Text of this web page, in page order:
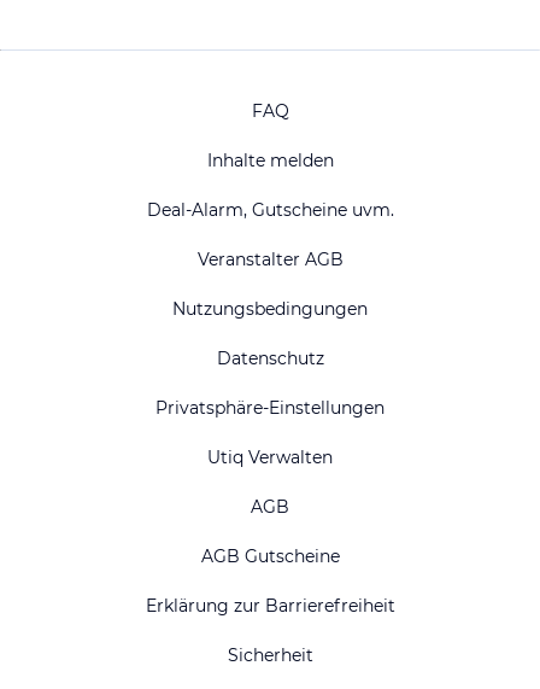
FAQ
Inhalte melden
Deal-Alarm, Gutscheine uvm.
Veranstalter AGB
Nutzungsbedingungen
Datenschutz
Privatsphäre-Einstellungen
Utiq Verwalten
AGB
AGB Gutscheine
Erklärung zur Barrierefreiheit
Sicherheit